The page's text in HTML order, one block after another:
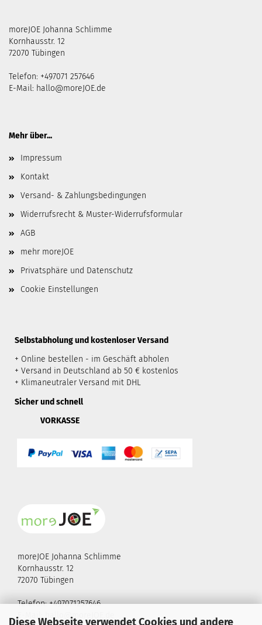
Diese Webseite verwendet Cookies und andere
moreJOE Johanna Schlimme
Kornhausstr. 12
72070 Tübingen
Telefon: +497071 257646
E-Mail: hallo@moreJOE.de
Mehr über...
Impressum
Kontakt
Versand- & Zahlungsbedingungen
Widerrufsrecht & Muster-Widerrufsformular
AGB
mehr moreJOE
Privatsphäre und Datenschutz
Cookie Einstellungen
​Selbstabholung und kostenloser Versand
+ Online bestellen - im Geschäft abholen
+ Versand in Deutschland ab 50 € kostenlos
+ Klimaneutraler Versand mit DHL
Sicher und schnell
VORKASSE
moreJOE Johanna Schlimme
Kornhausstr. 12
72070 Tübingen
Telefon: +497071257646
E-Mail:
hallo@moreJOE.de